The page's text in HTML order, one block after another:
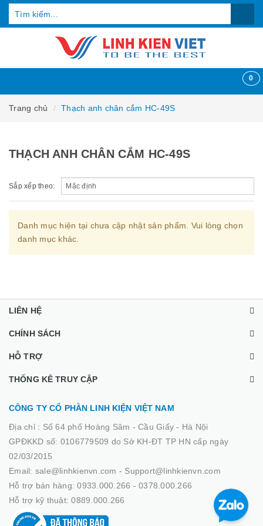
0
Trang chủ Thạch anh chân cắm HC-49S
THẠCH ANH CHÂN CẮM HC-49S
Sắp xếp theo:
Danh mục hiện tại chưa cập nhật sản phẩm. Vui lòng chọn
danh mục khác.
LIÊN HỆ
CHÍNH SÁCH
HỖ TRỢ
THỐNG KÊ TRUY CẬP
CÔNG TY CỔ PHẦN LINH KIỆN VIỆT NAM
Địa chỉ : Số 64 phố Hoàng Sâm - Cầu Giấy - Hà Nội
GPĐKKD số: 0106779509 do Sở KH-ĐT TP HN cấp ngày
02/03/2015
Email: sale@linhkienvn.com - Support@linhkienvn.com
Hỗ trợ bán hàng: 0933.000.266 - 0378.000.266
Hỗ trợ kỹ thuật: 0889.000.266